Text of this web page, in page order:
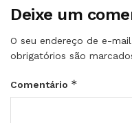
Deixe um
O seu endereço de e-
obrigatórios são
Comentário *